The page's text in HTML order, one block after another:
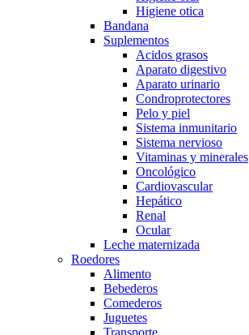
Higiene otica
Bandana
Suplementos
Acidos grasos
Aparato digestivo
Aparato urinario
Condroprotectores
Pelo y piel
Sistema inmunitario
Sistema nervioso
Vitaminas y minerales
Oncológico
Cardiovascular
Hepático
Renal
Ocular
Leche maternizada
Roedores
Alimento
Bebederos
Comederos
Juguetes
Transporte